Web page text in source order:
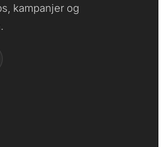
kampanjer og